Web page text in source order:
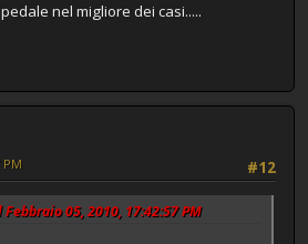
nel migliore dei casi.....
#12
05, 2010, 17:42:57 PM